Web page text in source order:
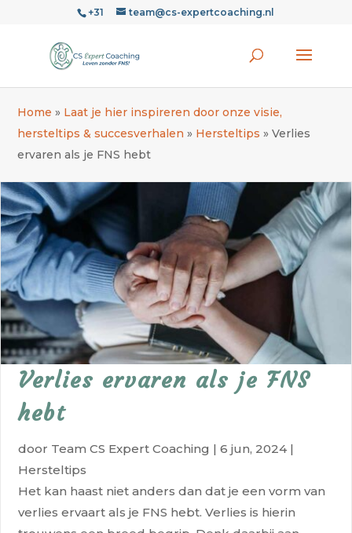
+31 team@cs-expertcoaching.nl
Home » Laat je hier inspireren door onze visie,
hersteltips & succesverhalen » Hersteltips »Verlies
ervaren als je FNS hebt
Verlies ervaren als je FNS
hebt
door Team CS Expert Coaching |6 jun, 2024 |
Hersteltips
Het kan haast niet anders dan dat je een vorm van
verlies ervaart als je FNS hebt. Verlies is hierin